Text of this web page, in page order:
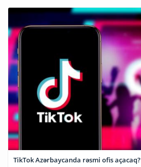
TikTok Azərbaycanda rəsmi ofis açacaq?